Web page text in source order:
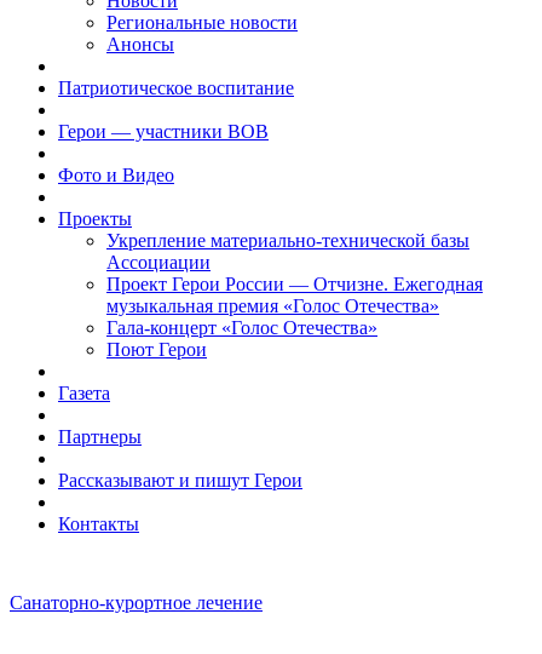
Региональные новости
Анонсы
Патриотическое воспитание
Герои — участники ВОВ
Фото и Видео
Проекты
Укрепление материально-технической базы
Ассоциации
Проект Герои России — Отчизне. Ежегодная
музыкальная премия «Голос Отечества»
Гала-концерт «Голос Отечества»
Поют Герои
Газета
Партнеры
Рассказывают и пишут Герои
Контакты
Санаторно-курортное лечение